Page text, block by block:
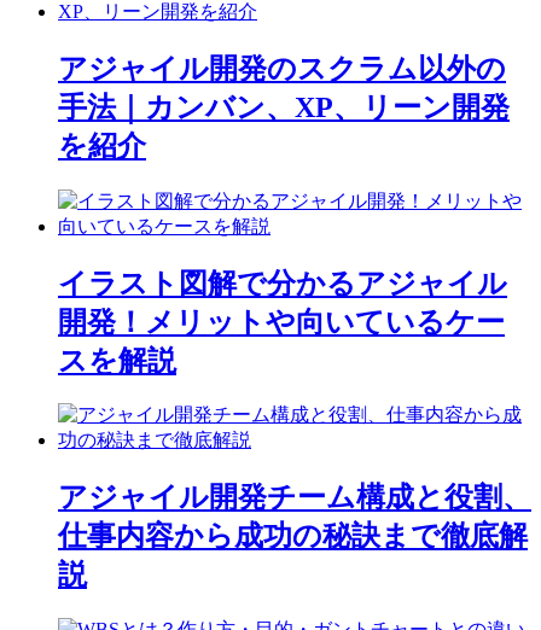
アジャイル開発のスクラム以外の
手法｜カンバン、XP、リーン開発
を紹介
イラスト図解で分かるアジャイル
開発！メリットや向いているケー
スを解説
アジャイル開発チーム構成と役割、
仕事内容から成功の秘訣まで徹底解
説